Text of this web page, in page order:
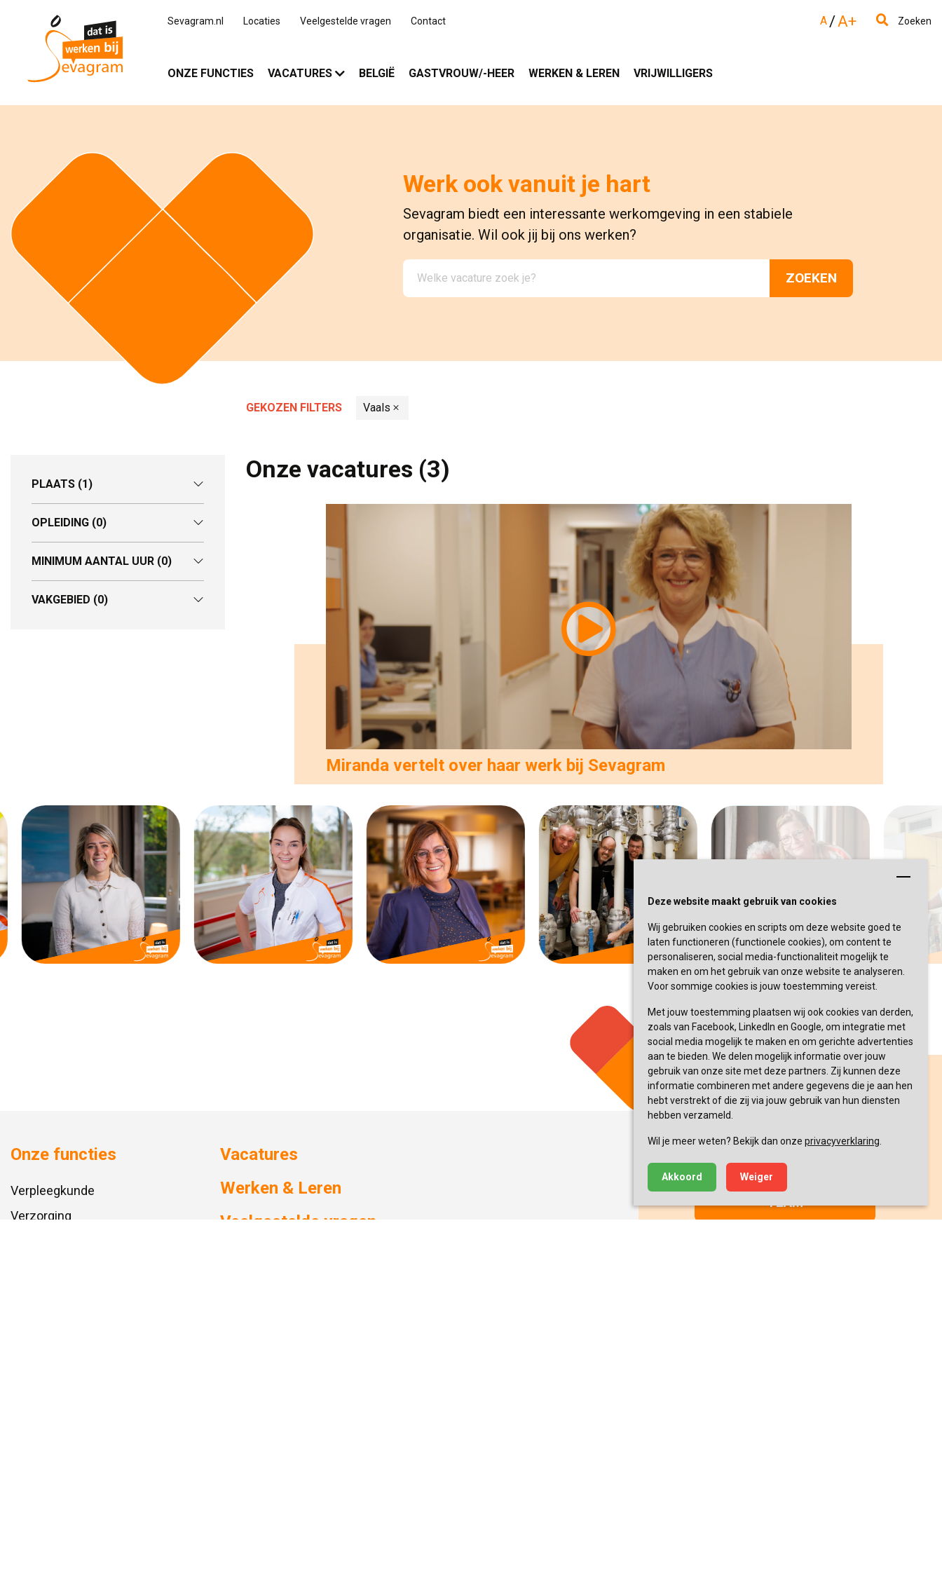
Deze website maakt gebruik van cookies
Wij gebruiken cookies en scripts om deze website goed te
laten functioneren (functionele cookies), om content te
personaliseren, social media-functionaliteit mogelijk te
maken en om het gebruik van onze website te analyseren.
Voor sommige cookies is jouw toestemming vereist.
Met jouw toestemming plaatsen wij ook cookies van derden,
zoals van Facebook, LinkedIn en Google, om integratie met
social media mogelijk te maken en om gerichte advertenties
aan te bieden. We delen mogelijk informatie over jouw
gebruik van onze site met deze partners. Zij kunnen deze
informatie combineren met andere gegevens die je aan hen
hebt verstrekt of die zij via jouw gebruik van hun diensten
hebben verzameld.
Wil je meer weten? Bekijk dan onze privacyverklaring
Akkoord Weiger
Sevagram.nl Locaties Veelgestelde vragen Contact A /A+ Zoeken
ONZE FUNCTIES VACATURES BELGIË GASTVROUW/-HEER WERKEN & LEREN VRIJWILLIGERS
Werk ook vanuit je hart
Sevagram biedt een interessante werkomgeving in een stabiele
organisatie. Wil ook jij bij ons werken?
ZOEKEN
GEKOZEN FILTERS Vaals
PLAATS (1)
OPLEIDING (0)
MINIMUM AANTAL UUR (0)
VAKGEBIED (0)
Onze vacatures (3)
Miranda vertelt over haar werk bij Sevagram
Onze functies
Verpleegkunde
Verzorging
Vacatures
Werken & Leren
Veelgestelde vragen
Fijn om even contact te
hebben?
MAAK KENNIS MET ONS
TEAM